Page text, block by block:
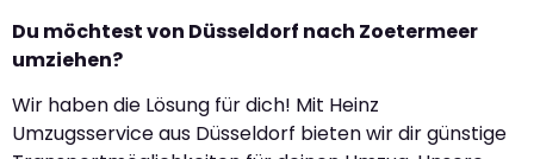
Du möchtest von Düsseldorf nach Zoetermeer
umziehen?
Wir haben die Lösung für dich! Mit Heinz
Umzugsservice aus Düsseldorf bieten wir dir günstige